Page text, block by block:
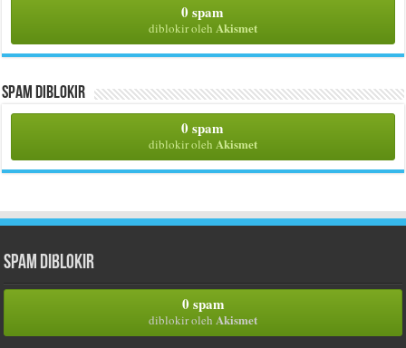
0 spam
diblokir oleh Akismet
Spam Diblokir
0 spam
diblokir oleh Akismet
Spam Diblokir
0 spam
diblokir oleh Akismet